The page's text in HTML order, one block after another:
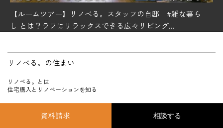
資料請求
【ルームツアー】リノベる。スタッフの自邸 #雑な暮ら
し とは？ラフにリラックスできる広々リビング...
リノベる。の住まい
リノベる。とは
住宅購入とリノベーションを知る